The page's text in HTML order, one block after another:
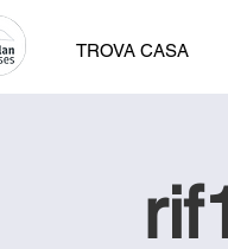
TROVA CASA